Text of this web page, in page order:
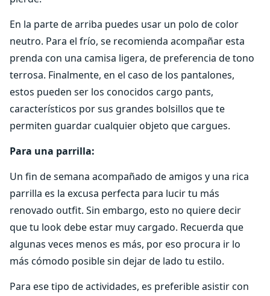
En la parte de arriba puedes usar un polo de color
neutro. Para el frío, se recomienda acompañar esta
prenda con una camisa ligera, de preferencia de tono
terrosa. Finalmente, en el caso de los pantalones,
estos pueden ser los conocidos cargo pants,
característicos por sus grandes bolsillos que te
permiten guardar cualquier objeto que cargues.
Para una parrilla:
Un fin de semana acompañado de amigos y una rica
parrilla es la excusa perfecta para lucir tu más
renovado outfit. Sin embargo, esto no quiere decir
que tu look debe estar muy cargado. Recuerda que
algunas veces menos es más, por eso procura ir lo
más cómodo posible sin dejar de lado tu estilo.
Para ese tipo de actividades, es preferible asistir con